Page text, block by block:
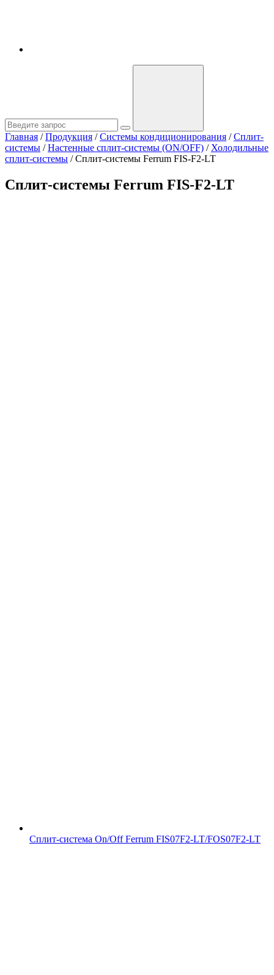
Главная / Продукция / Системы кондиционирования / Сплит-
системы / Настенные сплит-системы (ON/OFF) / Холодильные
сплит-системы /Сплит-системы Ferrum FIS-F2-LT
Сплит-системы Ferrum FIS-F2-LT
Сплит-система On/Off Ferrum FIS07F2-LT/FOS07F2-LT